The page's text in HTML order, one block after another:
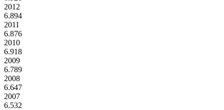
2012
6.894
2011
6.876
2010
6.918
2009
6.789
2008
6.647
2007
6.532